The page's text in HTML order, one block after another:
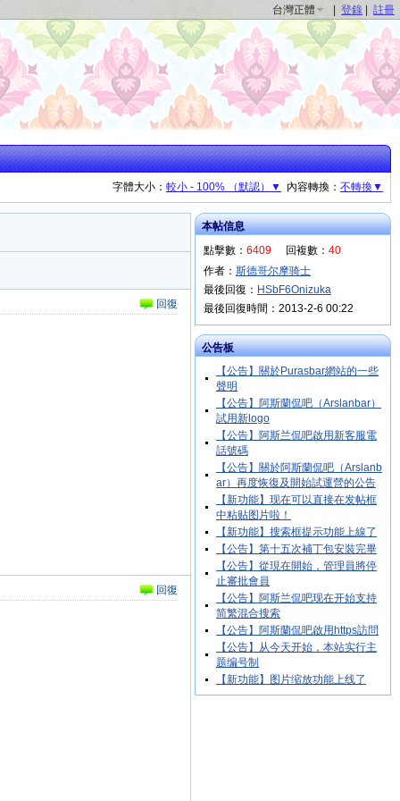
台灣正體 登錄 註冊
字體大小： 較小 - 100% （默認）▼ 內容轉換： 不轉換▼
回復
回復
本帖信息
點擊數： 6409 回複數： 40
作者： 斯德哥尔摩骑士
最後回復： HSbF6Onizuka
最後回復時間：2013-2-6 00:22
公告板
【公告】關於Purasbar網站的一些
聲明
【公告】阿斯蘭侃吧（Arslanbar）
試用新logo
【公告】阿斯兰侃吧啟用新客服電
話號碼
【公告】關於阿斯蘭侃吧（Arslanb
ar）再度恢復及開始試運營的公告
【新功能】现在可以直接在发帖框
中粘贴图片啦！
【新功能】搜索框提示功能上線了
【公告】第十五次補丁包安裝完畢
【公告】從現在開始，管理員將停
止審批會員
【公告】阿斯兰侃吧现在开始支持
简繁混合搜索
【公告】阿斯蘭侃吧啟用https訪問
【公告】从今天开始，本站实行主
题编号制
【新功能】图片缩放功能上线了